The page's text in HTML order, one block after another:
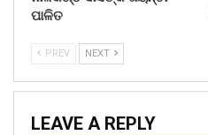
ପାଳିତ
PREV NEXT
LEAVE A REPLY